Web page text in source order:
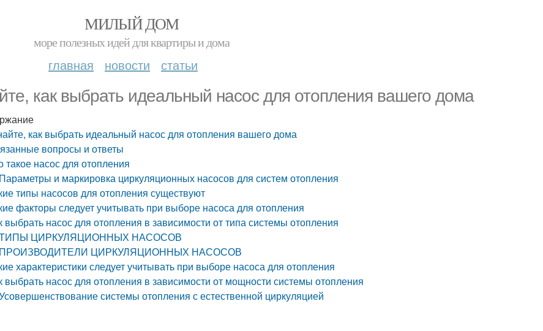
МИЛЫЙ ДОМ
море полезных идей для квартиры и дома
главная новости статьи
как выбрать идеальный насос для отопления вашего дома
как выбрать идеальный насос для отопления вашего дома
вопросы и ответы
такое насос для отопления
Параметры и маркировка циркуляционных насосов для систем отопления
типы насосов для отопления существуют
факторы следует учитывать при выборе насоса для отопления
выбрать насос для отопления в зависимости от типа системы отопления
ЦИРКУЛЯЦИОННЫХ НАСОСОВ
ПРОИЗВОДИТЕЛИ ЦИРКУЛЯЦИОННЫХ НАСОСОВ
характеристики следует учитывать при выборе насоса для отопления
выбрать насос для отопления в зависимости от мощности системы отопления
системы отопления с естественной циркуляцией